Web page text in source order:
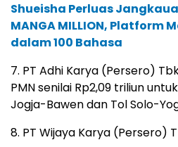
Shueisha Perluas
MANGA MILLION, Platform
dalam 100 Bahasa
7. PT Adhi Karya (Persero)
PMN senilai Rp2,09 triliun
Jogja-Bawen dan Tol Solo-
8. PT Wijaya Karya (Persero)